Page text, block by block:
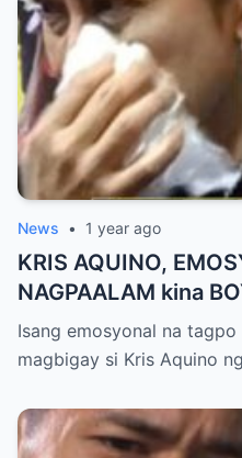
News • 1 year ago
KRIS AQUINO,
NAGPAALAM kina
DELAS ALAS! Huling
All Media,
Pagpapatawad,
Isang emosyonal na
magbigay si Kris Aquino